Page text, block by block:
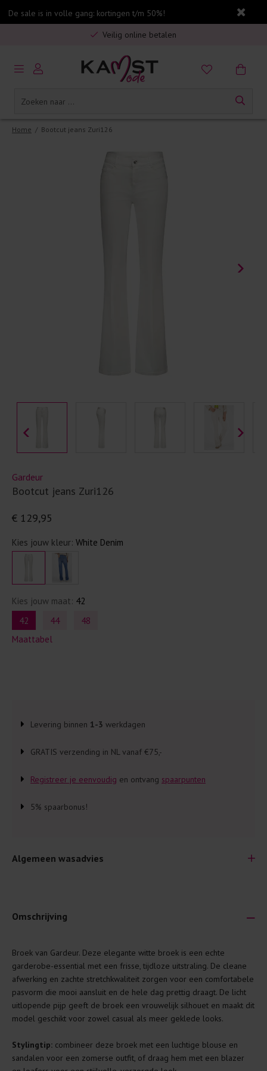
De sale is in volle gang: kortingen t/m 50%!
Gratis verzending in Nederland vanaf €75,-
Veilig online betalen
5% spaarbonus op jouw aankoop
Gratis verzending in Nederland vanaf €75,-
Home / Bootcut jeans Zuri126
Gardeur
Bootcut jeans Zuri126
€ 129,95
Kies jouw kleur: White Denim
Kies jouw maat: 42
42
44
48
Maattabel
Levering binnen 1-3 werkdagen
GRATIS verzending in NL vanaf €75,-
Registreer je eenvoudig en ontvang spaarpunten
5% spaarbonus!
Algemeen wasadvies
Je wilt natuurlijk lang plezier hebben van je nieuwe kleding.
Daarom geven wij een aantal algemene was-tips:
Lees altijd eerst even het was-etiket.
Was kleding binnenste buiten. Dat beschermt de
buitenkant.
genoeg.
Was zo koud mogelijk. Op 20 of 30 graden wassen is vaak
Omschrijving
Broek van Gardeur. Deze elegante witte broek is een echte
garderobe-essential met een frisse, tijdloze uitstraling. De cleane
afwerking en zachte stretchkwaliteit zorgen voor een comfortabele
pasvorm die mooi aansluit en de hele dag prettig draagt. De licht
uitlopende pijp geeft de broek een vrouwelijk silhouet en maakt dit
model geschikt voor zowel casual als meer geklede looks.
Stylingtip: combineer deze broek met een luchtige blouse en
sandalen voor een zomerse outfit, of draag hem met een blazer